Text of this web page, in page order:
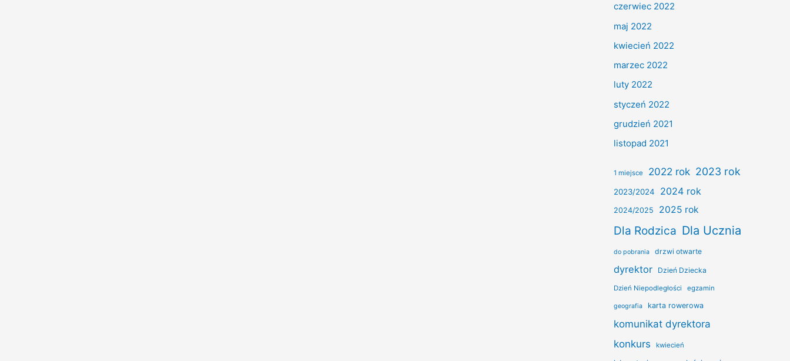
czerwiec 2022
maj 2022
kwiecień 2022
marzec 2022
luty 2022
styczeń 2022
grudzień 2021
listopad 2021
1 miejsce 2022 rok 2023 rok
2023/2024 2024 rok
2024/2025 2025 rok
Dla Rodzica Dla Ucznia
do pobrania drzwi otwarte
dyrektor Dzień Dziecka
Dzień Niepodległości egzamin
geografia karta rowerowa
komunikat dyrektora
konkurs kwiecień